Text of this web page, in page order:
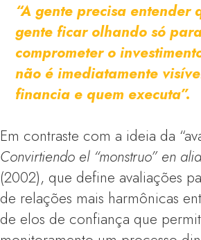
“A gente precisa entender
gente ficar olhando só
comprometer o
não é imediatamente
financia e quem executa”.
Em contraste com a ideia da
Convirtiendo el “monstruo” en
(2002), que define avaliações
de relações mais harmônicas
de elos de confiança que